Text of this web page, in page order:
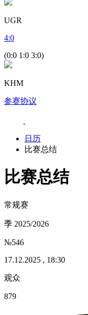
UGR
4:0
(0:0 1:0 3:0)
KHM
参赛协议
日历
比赛总结
比赛总结
常规赛
季 2025/2026
№546
17.12.2025 , 18:30
观众
879